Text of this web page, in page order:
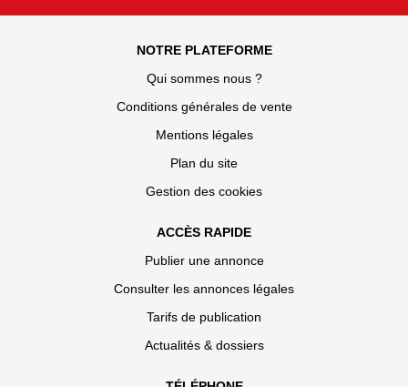
NOTRE PLATEFORME
Qui sommes nous ?
Conditions générales de vente
Mentions légales
Plan du site
Gestion des cookies
ACCÈS RAPIDE
Publier une annonce
Consulter les annonces légales
Tarifs de publication
Actualités & dossiers